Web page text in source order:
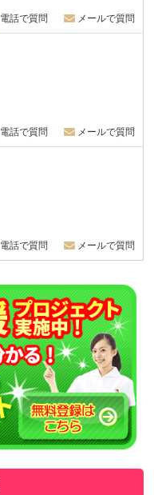
電話で質問 メールで質問
電話で質問 メールで質問
電話で質問 メールで質問